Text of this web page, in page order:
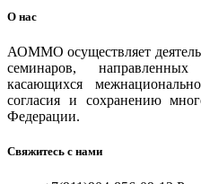
О нас
АОММО осуществляет
семинаров,
касающихся
согласия и сохранению
Федерации.
Свяжитесь с нами